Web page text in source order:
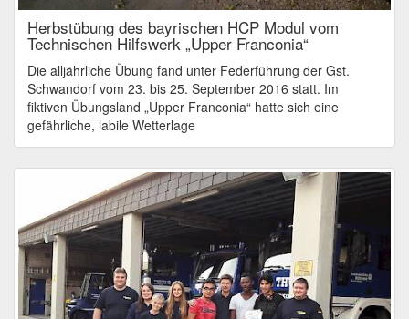
Herbstübung des bayrischen HCP Modul vom
Technischen Hilfswerk „Upper Franconia“
Die alljährliche Übung fand unter Federführung der Gst.
Schwandorf vom 23. bis 25. September 2016 statt. Im
fiktiven Übungsland „Upper Franconia“ hatte sich eine
gefährliche, labile Wetterlage